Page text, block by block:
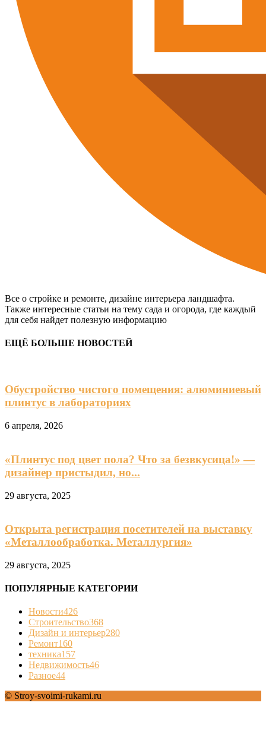
Все о стройке и ремонте, дизайне интерьера ландшафта.
Также интересные статьи на тему сада и огорода, где каждый
для себя найдет полезную информацию
ЕЩЁ БОЛЬШЕ НОВОСТЕЙ
Обустройство чистого помещения: алюминиевый
плинтус в лабораториях
6 апреля, 2026
«Плинтус под цвет пола? Что за безвкусица!» —
дизайнер пристыдил, но...
29 августа, 2025
Открыта регистрация посетителей на выставку
«Металлообработка. Металлургия»
29 августа, 2025
ПОПУЛЯРНЫЕ КАТЕГОРИИ
Новости426
Строительство368
Дизайн и интерьер280
Ремонт160
техника157
Недвижимость46
Разное44
© Stroy-svoimi-rukami.ru